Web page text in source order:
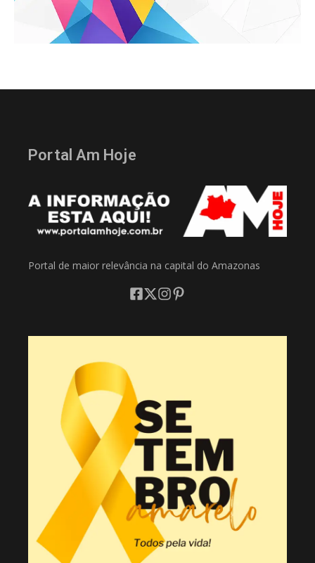
Portal Am Hoje
Portal de maior relevância na capital do Amazonas